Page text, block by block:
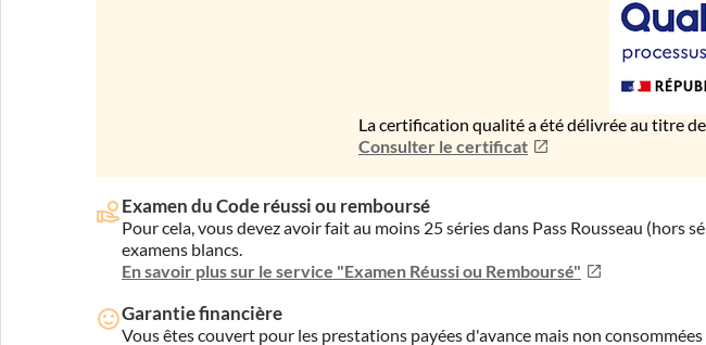
La certification qualité a été délivrée au titre
Consulter le certificat
Examen du Code réussi ou remboursé
Pour cela, vous devez avoir fait au moins 25 séries dans Pass Rousseau (hors
examens blancs.
En savoir plus sur le service "Examen Réussi ou Remboursé"
Garantie financière
Vous êtes couvert pour les prestations payées d'avance mais non